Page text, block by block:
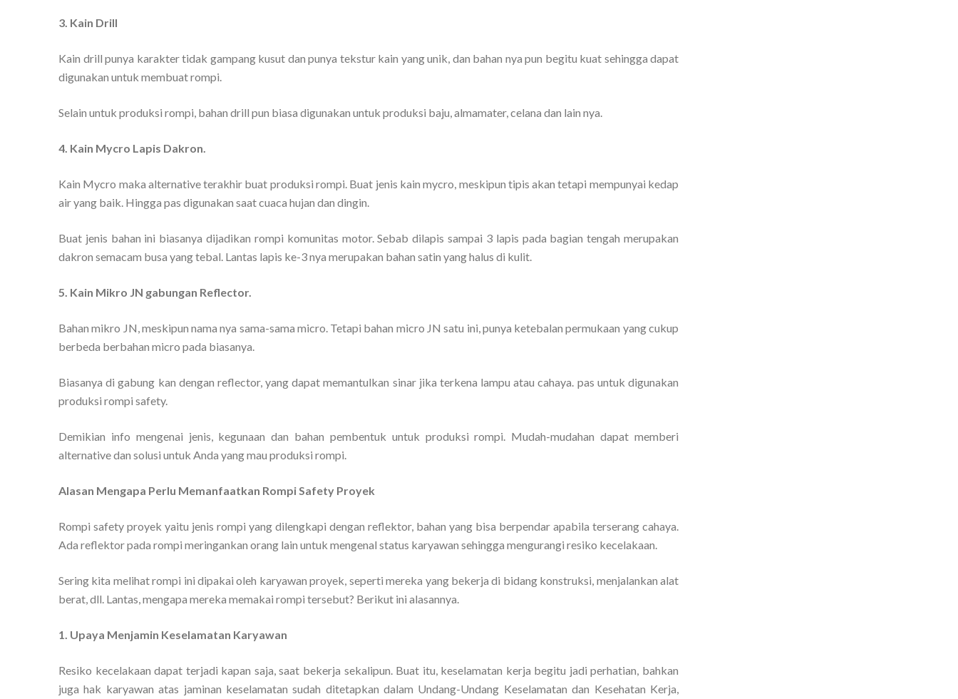
3. Kain Drill
Kain drill punya karakter tidak gampang kusut dan punya tekstur kain yang unik, dan bahan nya pun begitu kuat sehingga dapat
digunakan untuk membuat rompi.
Selain untuk produksi rompi, bahan drill pun biasa digunakan untuk produksi baju, almamater, celana dan lain nya.
4. Kain Mycro Lapis Dakron.
Kain Mycro maka alternative terakhir buat produksi rompi. Buat jenis kain mycro, meskipun tipis akan tetapi mempunyai kedap
air yang baik. Hingga pas digunakan saat cuaca hujan dan dingin.
Buat jenis bahan ini biasanya dijadikan rompi komunitas motor. Sebab dilapis sampai 3 lapis pada bagian tengah merupakan
dakron semacam busa yang tebal. Lantas lapis ke-3 nya merupakan bahan satin yang halus di kulit.
5. Kain Mikro JN gabungan Reflector.
Bahan mikro JN, meskipun nama nya sama-sama micro. Tetapi bahan micro JN satu ini, punya ketebalan permukaan yang cukup
berbeda berbahan micro pada biasanya.
Biasanya di gabung kan dengan reflector, yang dapat memantulkan sinar jika terkena lampu atau cahaya. pas untuk digunakan
produksi rompi safety.
Demikian info mengenai jenis, kegunaan dan bahan pembentuk untuk produksi rompi. Mudah-mudahan dapat memberi
alternative dan solusi untuk Anda yang mau produksi rompi.
Alasan Mengapa Perlu Memanfaatkan Rompi Safety Proyek
Rompi safety proyek yaitu jenis rompi yang dilengkapi dengan reflektor, bahan yang bisa berpendar apabila terserang cahaya.
Ada reflektor pada rompi meringankan orang lain untuk mengenal status karyawan sehingga mengurangi resiko kecelakaan.
Sering kita melihat rompi ini dipakai oleh karyawan proyek, seperti mereka yang bekerja di bidang konstruksi, menjalankan alat
berat, dll. Lantas, mengapa mereka memakai rompi tersebut? Berikut ini alasannya.
1. Upaya Menjamin Keselamatan Karyawan
Resiko kecelakaan dapat terjadi kapan saja, saat bekerja sekalipun. Buat itu, keselamatan kerja begitu jadi perhatian, bahkan
juga hak karyawan atas jaminan keselamatan sudah ditetapkan dalam Undang-Undang Keselamatan dan Kesehatan Kerja,